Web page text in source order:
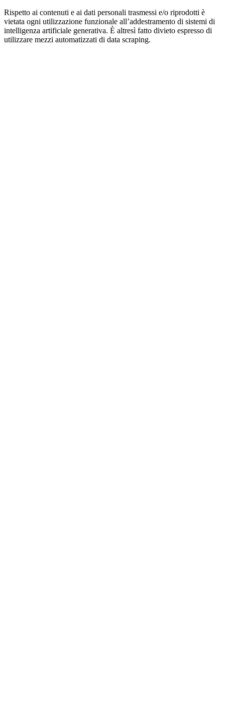
Rispetto ai contenuti e ai dati personali trasmessi e/o riprodotti è
vietata ogni utilizzazione funzionale all’addestramento di sistemi di
intelligenza artificiale generativa. È altresì fatto divieto espresso di
utilizzare mezzi automatizzati di data scraping.